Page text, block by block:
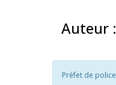
Auteur :
Préfet de police